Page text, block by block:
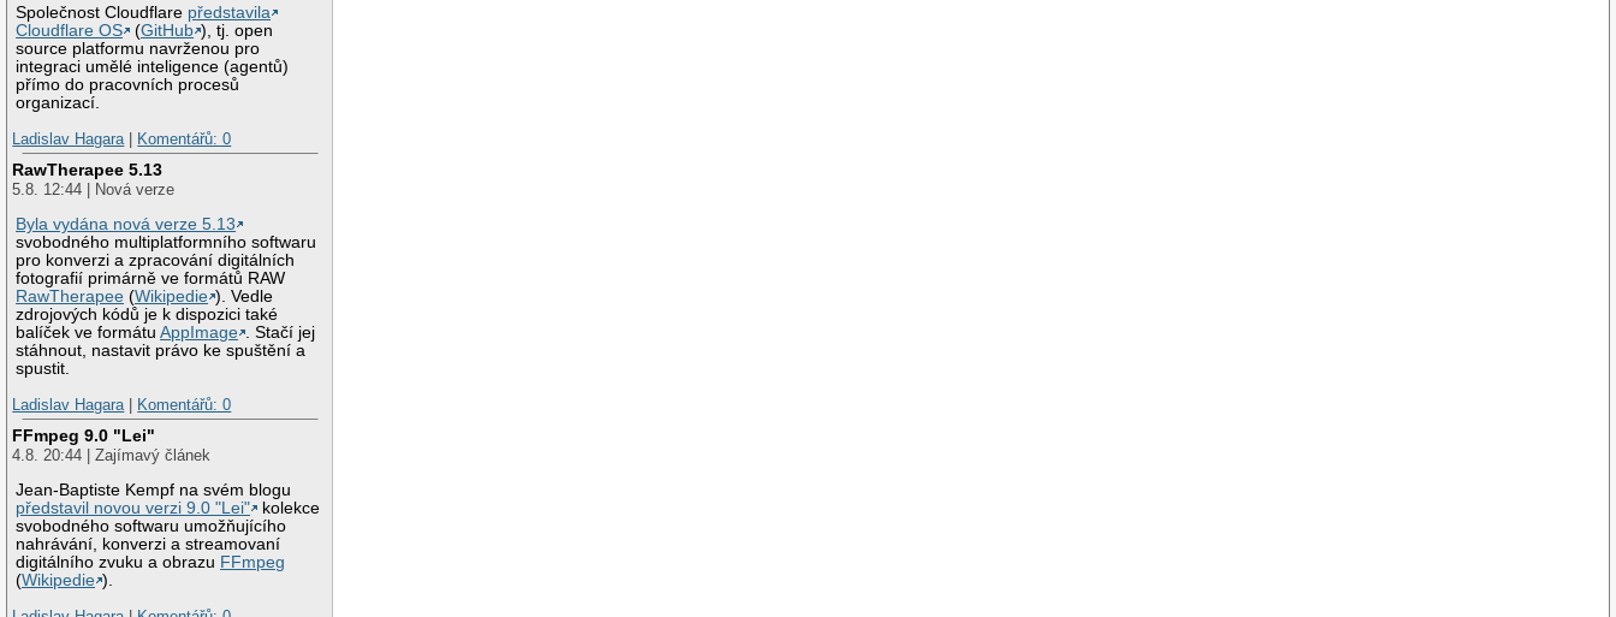
Společnost Cloudflare představila
Cloudflare OS
(GitHub ), tj. open
source platformu navrženou pro
integraci umělé inteligence (agentů)
přímo do pracovních procesů
organizací.
Ladislav Hagara
Komentářů: 0
RawTherapee 5.13
5.8. 12:44 | Nová verze
Byla vydána nová verze 5.13
svobodného multiplatformního softwaru
pro konverzi a zpracování digitálních
fotografií primárně ve formátů RAW
RawTherapee (Wikipedie ). Vedle
zdrojových kódů je k dispozici také
balíček ve formátuAppImage . Stačí jej
stáhnout, nastavit právo ke spuštění a
spustit.
Ladislav Hagara
Komentářů: 0
FFmpeg 9.0 "Lei"
4.8. 20:44 | Zajímavý článek
Jean-Baptiste Kempf na svém blogu
představil novou verzi 9.0 "Lei"
kolekce
svobodného softwaru umožňujícího
nahrávání, konverzi a streamovaní
digitálního zvuku a obrazu FFmpeg
(Wikipedie ).